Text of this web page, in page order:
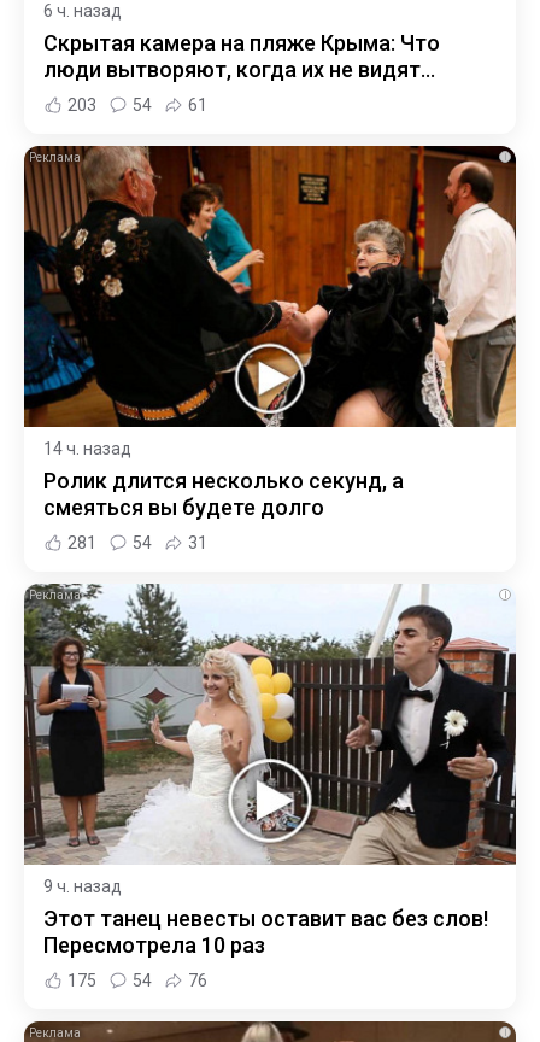
6 ч. назад
Скрытая камера на пляже Крыма: Что
люди вытворяют, когда их не видят...
203 54 61
i
14 ч. назад
Ролик длится несколько секунд, а
смеяться вы будете долго
281 54 31
i
9 ч. назад
Этот танец невесты оставит вас без слов!
Пересмотрела 10 раз
175 54 76
i